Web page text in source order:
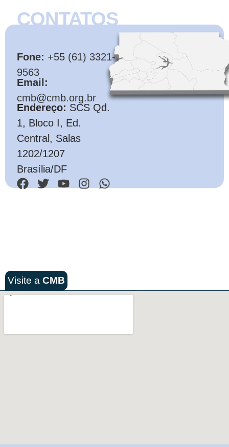
CONTATOS
Fone: +55 (61) 3321-
9563
Email:
cmb@cmb.org.br
Endereço: SCS Qd.
1, Bloco I, Ed.
Central, Salas
1202/1207
Brasília/DF
Visite a CMB